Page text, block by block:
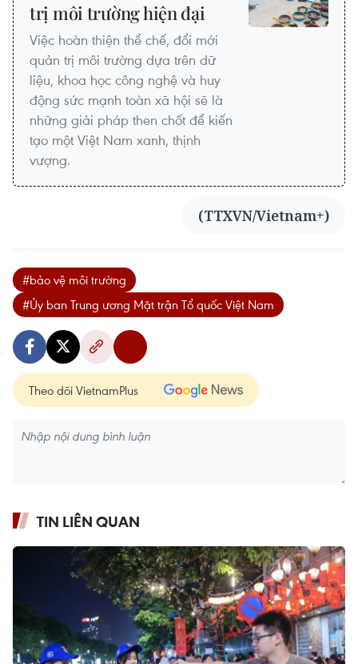
trị môi trường hiện đại
Việc hoàn thiện thể chế, đổi mới
quản trị môi trường dựa trên dữ
liệu, khoa học công nghệ và huy
động sức mạnh toàn xã hội sẽ là
những giải pháp then chốt để kiến
tạo một Việt Nam xanh, thịnh
vượng.
(TTXVN/Vietnam+)
#bảo vệ môi trường
#Ủy ban Trung ương Mặt trận Tổ quốc Việt Nam
Theo dõi VietnamPlus
TIN LIÊN QUAN